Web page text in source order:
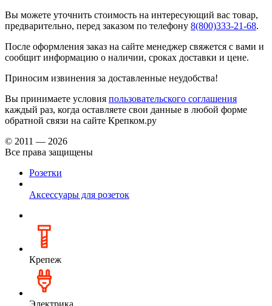
Вы можете уточнить стоимость на интересующий вас товар,
предварительно, перед заказом по телефону 8(800)333-21-68.
После оформления заказ на сайте менеджер свяжется с вами и
сообщит информацию о наличии, сроках доставки и цене.
Приносим извинения за доставленные неудобства!
Вы принимаете условия пользовательского соглашения
каждый раз, когда оставляете свои данные в любой форме
обратной связи на сайте Крепком.ру
© 2011 — 2026
Все права защищены
Розетки
Аксессуары для розеток
Крепеж
Электрика